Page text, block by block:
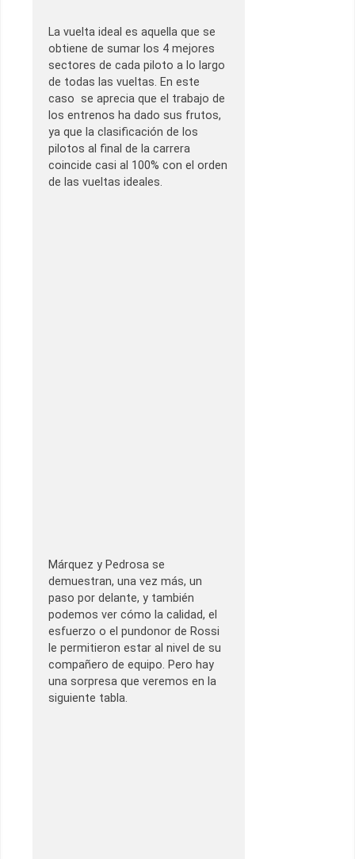
La vuelta ideal es aquella que se
obtiene de sumar los 4 mejores
sectores de cada piloto a lo largo
de todas las vueltas. En este
caso se aprecia que el trabajo de
los entrenos ha dado sus frutos,
ya que la clasificación de los
pilotos al final de la carrera
coincide casi al 100% con el orden
de las vueltas ideales.
Márquez y Pedrosa se
demuestran, una vez más, un
paso por delante, y también
podemos ver cómo la calidad, el
esfuerzo o el pundonor de Rossi
le permitieron estar al nivel de su
compañero de equipo. Pero hay
una sorpresa que veremos en la
siguiente tabla.